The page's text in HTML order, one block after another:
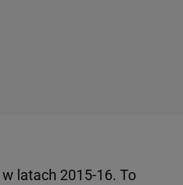
w latach 2015-16. To